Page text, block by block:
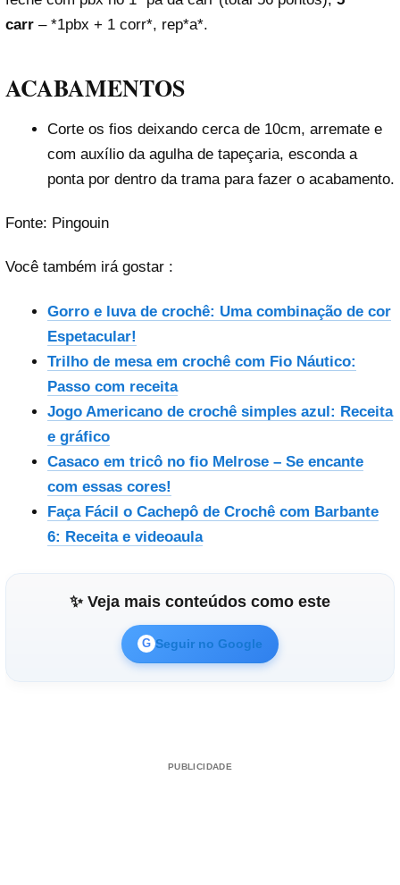
carr – *1pbx + 1 corr*, rep*a*.
ACABAMENTOS
Corte os fios deixando cerca de 10cm, arremate e
com auxílio da agulha de tapeçaria, esconda a
ponta por dentro da trama para fazer o acabamento.
Fonte: Pingouin
Você também irá gostar :
Gorro e luva de crochê: Uma combinação de cor
Espetacular!
Trilho de mesa em crochê com Fio Náutico:
Passo com receita
Jogo Americano de crochê simples azul: Receita
e gráfico
Casaco em tricô no fio Melrose – Se encante
com essas cores!
Faça Fácil o Cachepô de Crochê com Barbante
6: Receita e videoaula
✨ Veja mais conteúdos como este
G Seguir no Google
PUBLICIDADE